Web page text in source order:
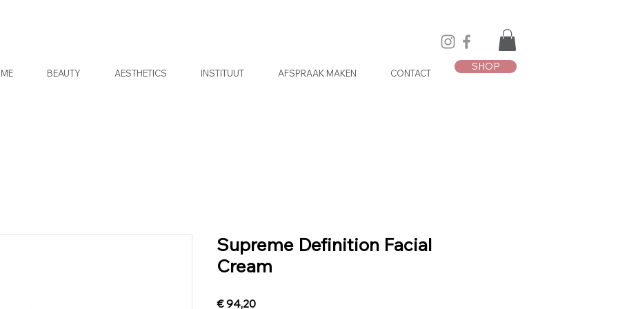
BEAUTY AESTHETICS INSTITUUT AFSPRAAK MAKEN CONTACT
SHOP
Supreme Definition Facial
Cream
€ 94,20Prijs